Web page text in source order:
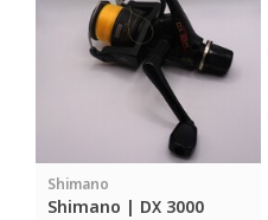
Shimano
Shimano | DX 3000